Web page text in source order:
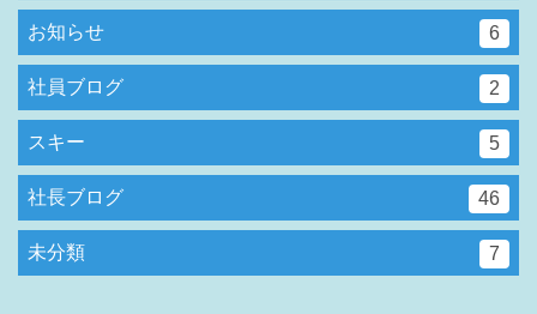
お知らせ 6
社員ブログ 2
スキー 5
社長ブログ 46
未分類 7